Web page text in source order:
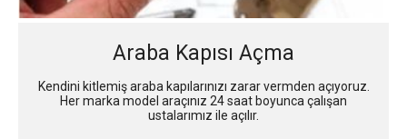
Araba Kapısı Açma
Kendini kitlemiş araba kapılarınızı zarar vermden açıyoruz.
Her marka model araçınız 24 saat boyunca çalışan
ustalarımız ile açılır.